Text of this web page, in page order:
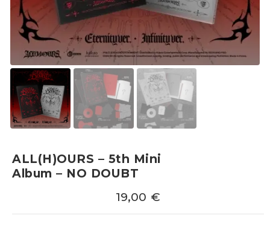
ALL(H)OURS – 5th Mini
Album – NO DOUBT
19,00 €